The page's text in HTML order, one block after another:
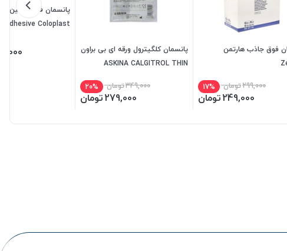
فوق جاذب هارتمن
299,000تومان 17%
249,000تومان
پانسمان کلگیترول ورقه ای بی براون
ASKINA CALGITROL THIN
349,000تومان 20%
279,000تومان
پانسمان فوم بیاتین
Adhesive Coloplast